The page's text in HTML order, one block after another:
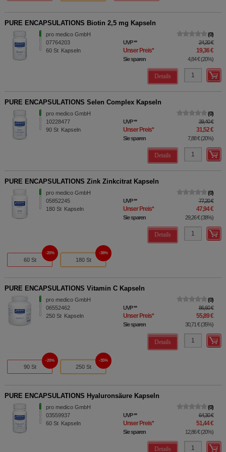
PURE ENCAPSULATIONS Biotin 2,5 mg Kapseln
pro medico GmbH
07764203
60 St Kapseln
0
UVP** 24,20 €
Unser Preis* 19,36 €
Sie sparen 4,84 €(20%)
Details
PURE ENCAPSULATIONS Selen Complex Kapseln
pro medico GmbH
10228477
90 St Kapseln
0
UVP** 39,40 €
Unser Preis* 31,52 €
Sie sparen 7,88 €(20%)
Details
PURE ENCAPSULATIONS Zink Zinkcitrat Kapseln
pro medico GmbH
05852245
180 St Kapseln
0
UVP** 77,20 €
Unser Preis* 47,94 €
Sie sparen 29,26 €(38%)
Details
60 St
20%
180 St
38%
PURE ENCAPSULATIONS Vitamin C Kapseln
pro medico GmbH
06552462
250 St Kapseln
0
UVP** 86,60 €
Unser Preis* 55,89 €
Sie sparen 30,71 €(35%)
Details
90 St
20%
250 St
35%
PURE ENCAPSULATIONS Hyaluronsäure Kapseln
pro medico GmbH
03559937
60 St Kapseln
0
UVP** 64,30 €
Unser Preis* 51,44 €
Sie sparen 12,86 €(20%)
Details